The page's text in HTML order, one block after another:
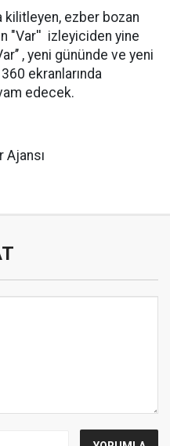
kilitleyen, ezber bozan
"Var'' izleyiciden yine
, yeni gününde ve yeni
ekranlarında
edecek.
Ajansı